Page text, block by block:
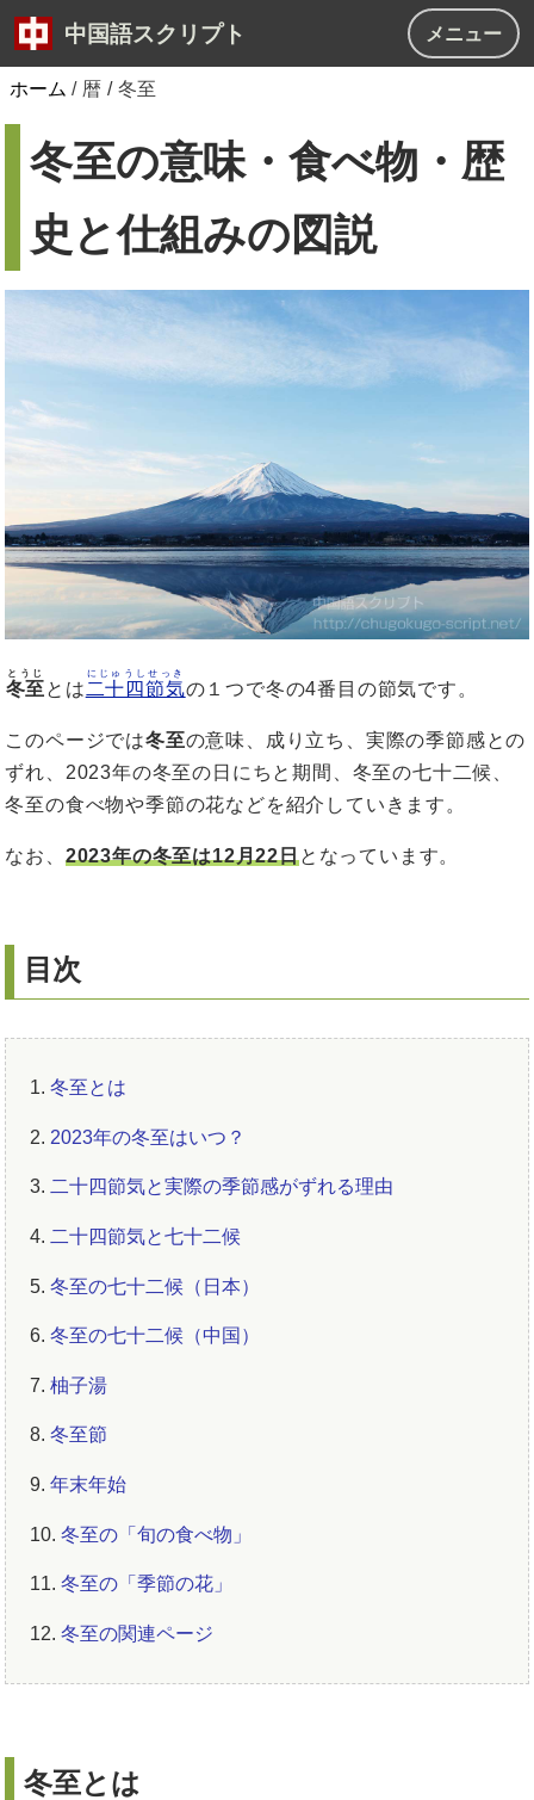
中国語スクリプト メニュー
ホーム / 暦 / 冬至
冬至の意味・食べ物・歴
史と仕組みの図説
冬至
とうじ
とは 二十四節気
にじゅうしせっき
の１つで冬の4番目の節気です。
このページでは冬至の意味、成り立ち、実際の季節感との
ずれ、2023年の冬至の日にちと期間、冬至の七十二候、
冬至の食べ物や季節の花などを紹介していきます。
なお、 2023年の冬至は12月22日となっています。
目次
1. 冬至とは
2. 2023年の冬至はいつ？
3. 二十四節気と実際の季節感がずれる理由
4. 二十四節気と七十二候
5. 冬至の七十二候（日本）
6. 冬至の七十二候（中国）
7. 柚子湯
8. 冬至節
9. 年末年始
10. 冬至の「旬の食べ物」
11. 冬至の「季節の花」
12. 冬至の関連ページ
冬至とは